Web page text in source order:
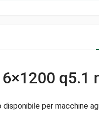
6×1200 q5.1
disponibile per macchine